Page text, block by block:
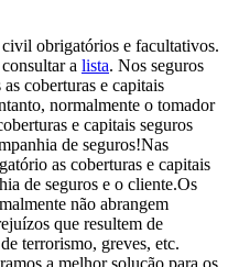
obrigatórios e facultativos.
a lista. Nos seguros
coberturas e capitais
normalmente o tomador
e capitais seguros
de seguros!​ Nas
as coberturas e capitais
de seguros e o cliente.​ Os
não abrangem
que resultem de
terrorismo, greves, etc.​
a melhor solução para os